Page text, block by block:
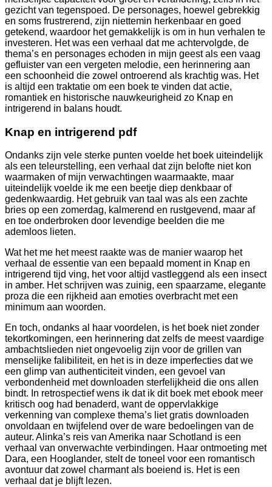
gezicht van tegenspoed. De personages, hoewel gebrekkig
en soms frustrerend, zijn niettemin herkenbaar en goed
getekend, waardoor het gemakkelijk is om in hun verhalen te
investeren. Het was een verhaal dat me achtervolgde, de
thema’s en personages echoden in mijn geest als een vaag
gefluister van een vergeten melodie, een herinnering aan
een schoonheid die zowel ontroerend als krachtig was. Het
is altijd een traktatie om een boek te vinden dat actie,
romantiek en historische nauwkeurigheid zo Knap en
intrigerend in balans houdt.
Knap en intrigerend pdf
Ondanks zijn vele sterke punten voelde het boek uiteindelijk
als een teleurstelling, een verhaal dat zijn belofte niet kon
waarmaken of mijn verwachtingen waarmaakte, maar
uiteindelijk voelde ik me een beetje diep denkbaar of
gedenkwaardig. Het gebruik van taal was als een zachte
bries op een zomerdag, kalmerend en rustgevend, maar af
en toe onderbroken door levendige beelden die me
ademloos lieten.
Wat het me het meest raakte was de manier waarop het
verhaal de essentie van een bepaald moment in Knap en
intrigerend tijd ving, het voor altijd vastleggend als een insect
in amber. Het schrijven was zuinig, een spaarzame, elegante
proza die een rijkheid aan emoties overbracht met een
minimum aan woorden.
En toch, ondanks al haar voordelen, is het boek niet zonder
tekortkomingen, een herinnering dat zelfs de meest vaardige
ambachtslieden niet ongevoelig zijn voor de grillen van
menselijke falibiliteit, en het is in deze imperfecties dat we
een glimp van authenticiteit vinden, een gevoel van
verbondenheid met downloaden sterfelijkheid die ons allen
bindt. In retrospectief wens ik dat ik dit boek met ebook meer
kritisch oog had benaderd, want de oppervlakkige
verkenning van complexe thema’s liet gratis downloaden
onvoldaan en twijfelend over de ware bedoelingen van de
auteur. Alinka’s reis van Amerika naar Schotland is een
verhaal van onverwachte verbindingen. Haar ontmoeting met
Dara, een Hooglander, stelt de toneel voor een romantisch
avontuur dat zowel charmant als boeiend is. Het is een
verhaal dat je blijft lezen.